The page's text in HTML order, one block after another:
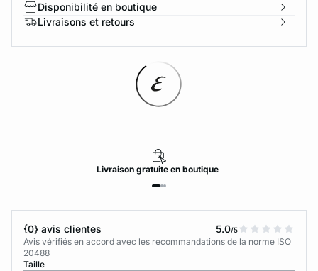
Disponibilité en boutique
Livraisons et retours
Livraisongratuiteen boutique
{0} avis clientes 5.0/5
Avis vérifiés en accord avec les recommandations de la norme ISO
20488
Taille